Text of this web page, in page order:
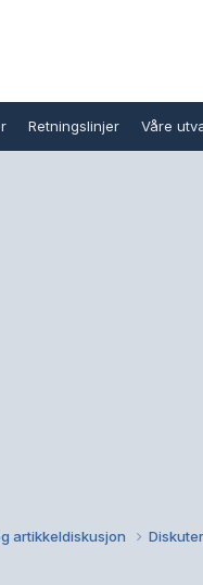
Retningslinjer Våre
artikkeldiskusjon